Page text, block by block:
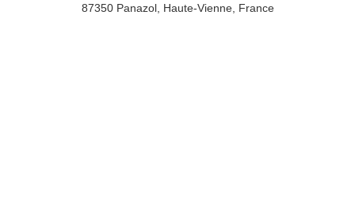
87350 Panazol, Haute-Vienne, France